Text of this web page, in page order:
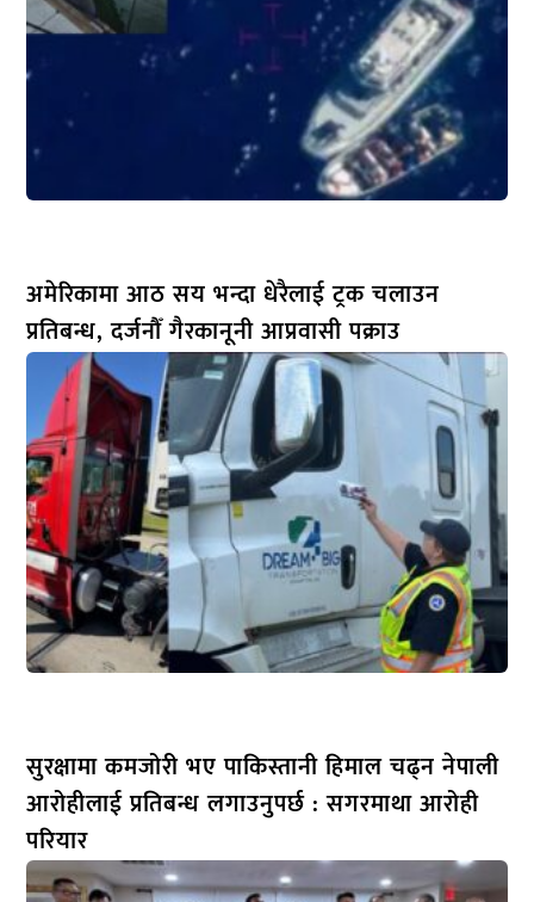
अमेरिकामा आठ सय भन्दा धेरैलाई ट्रक चलाउन
प्रतिबन्ध, दर्जनौँ गैरकानूनी आप्रवासी पक्राउ
सुरक्षामा कमजोरी भए पाकिस्तानी हिमाल चढ्न नेपाली
आरोहीलाई प्रतिबन्ध लगाउनुपर्छ : सगरमाथा आरोही
परियार